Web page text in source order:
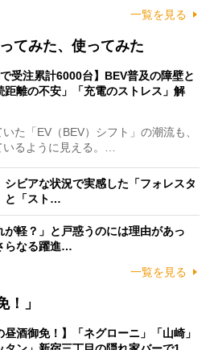
一覧を見る
てみた、使ってみた
で受注累計6000台】BEV普及の障壁と
距離の不安」「充電のストレス」解
た「EV（BEV）シフト」の潮流も、
いるように見える。…
シビアな状況で実感した「フォレスタ
と「スト…
軽？」と戸惑うのには理由があっ
らなる躍進…
一覧を見る
！」
昼酒御免！】「ネグローニ」「山崎」